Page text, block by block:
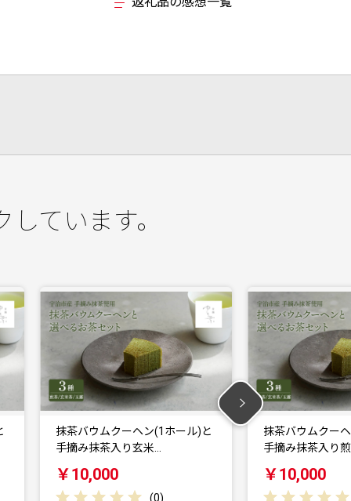
ています。
と
抹茶バウムクーヘン(1ホール)と
手摘み抹茶入り煎茶…
￥10,000
京都府与謝野
マツを練り込
￥13,000